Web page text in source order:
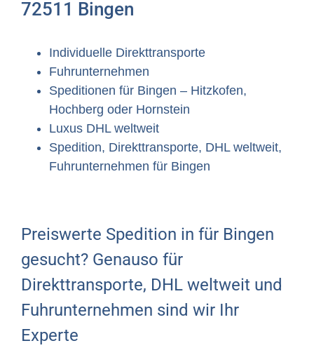
72511 Bingen
Individuelle Direkttransporte
Fuhrunternehmen
Speditionen für Bingen – Hitzkofen,
Hochberg oder Hornstein
Luxus DHL weltweit
Spedition, Direkttransporte, DHL weltweit,
Fuhrunternehmen für Bingen
Preiswerte Spedition in für Bingen
gesucht? Genauso für
Direkttransporte, DHL weltweit und
Fuhrunternehmen sind wir Ihr
Experte